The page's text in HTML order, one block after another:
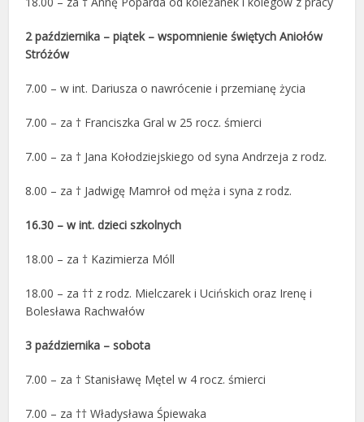
2 października – piątek – wspomnienie świętych Aniołów
Stróżów
7.00 – w int. Dariusza o nawrócenie i przemianę życia
7.00 – za † Franciszka Gral w 25 rocz. śmierci
7.00 – za † Jana Kołodziejskiego od syna Andrzeja z rodz.
8.00 – za † Jadwigę Mamroł od męża i syna z rodz.
16.30 – w int. dzieci szkolnych
18.00 – za † Kazimierza Móll
18.00 – za †† z rodz. Mielczarek i Ucińskich oraz Irenę i
Bolesława Rachwałów
3 października – sobota
7.00 – za † Stanisławę Mętel w 4 rocz. śmierci
7.00 – za †† Władysława Śpiewaka